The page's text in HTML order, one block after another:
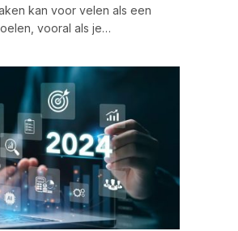
kan voor velen als een
vooral als je…